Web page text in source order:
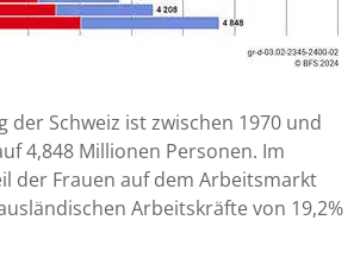
der Schweiz ist zwischen 1970 und
4,848 Millionen Personen. Im
der Frauen auf dem Arbeitsmarkt
Arbeitskräfte von 19,2%